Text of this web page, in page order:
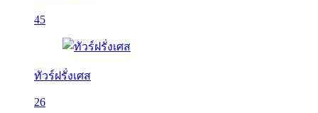
45
ทัวร์ฝรั่งเศส
26